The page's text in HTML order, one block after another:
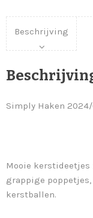
Beschrijving
Simply Haken
Mooie kerstideetjes
grappige
kerstballen.